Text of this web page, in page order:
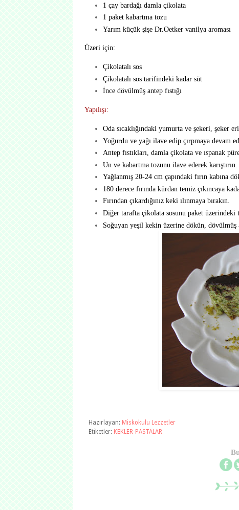
1 çay bardağı damla çikolata
1 paket kabartma tozu
Yarım küçük şişe Dr.Oetker vanilya aroması
Üzeri için:
Çikolatalı sos
Çikolatalı sos tarifindeki kadar süt
İnce dövülmüş antep fıstığı
Yapılışı:
Oda sıcaklığındaki yumurta ve şekeri, şeker
Yoğurdu ve yağı ilave edip çırpmaya devam
Antep fıstıkları, damla çikolata ve ıspanak
Un ve kabartma tozunu ilave ederek karıştırın.
Yağlanmış 20-24 cm çapındaki fırın kabına
180 derece fırında kürdan temiz çıkıncaya
Fırından çıkardığınız keki ılınmaya bırakın.
Diğer tarafta çikolata sosunu paket üzerindeki
Soğuyan yeşil kekin üzerine dökün, dövülmüş
Hazırlayan: Miskokulu Lezzetler
Etiketler: KEKLER-PASTALAR